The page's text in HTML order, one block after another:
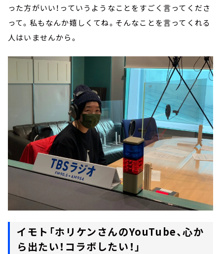
った方がいい！っていうようなことをすごく言ってくださ
って。私もなんか嬉しくてね。そんなことを言ってくれる
人はいませんから。
イモト「ホリケンさんのYouTube、心か
ら出たい！コラボしたい！」